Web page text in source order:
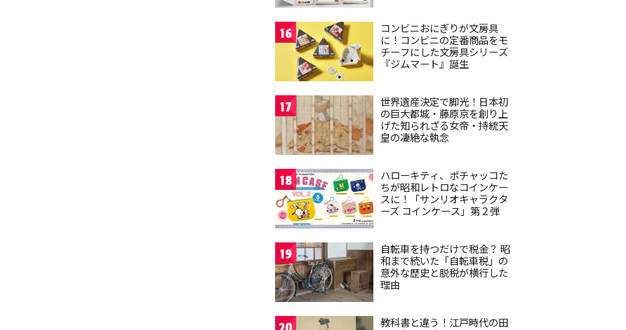
16
コンビニおにぎりが文房具
に！コンビニの定番商品をモ
チーフにした文房具シリーズ
『ジムマート』誕生
17
世界遺産決定で脚光！日本初
の巨大都城・藤原京を創り上
げた知られざる女帝・持統天
皇の凄絶な執念
18
ハローキティ、ポチャッコた
ちが昭和レトロなコインケー
スに！「サンリオキャラクタ
ーズ コインケース」第２弾
19
自転車を持つだけで税金？ 昭
和まで続いた「自転車税」の
意外な歴史と脱税が横行した
理由
教科書と違う！江戸時代の田